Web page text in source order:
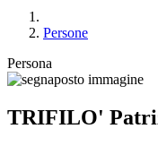
Persone
Persona
TRIFILO'